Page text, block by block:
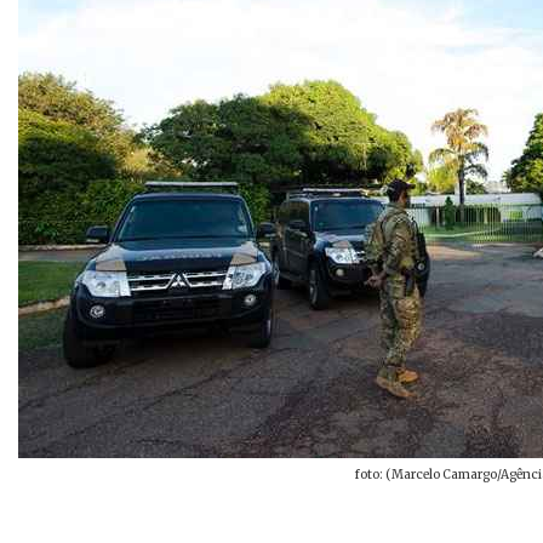
foto: (Marcelo Camargo/